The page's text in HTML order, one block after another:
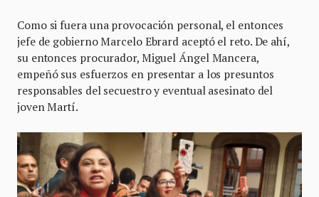
Como si fuera una provocación personal, el entonces
jefe de gobierno Marcelo Ebrard aceptó el reto. De ahí,
su entonces procurador, Miguel Ángel Mancera,
empeñó sus esfuerzos en presentar a los presuntos
responsables del secuestro y eventual asesinato del
joven Martí.